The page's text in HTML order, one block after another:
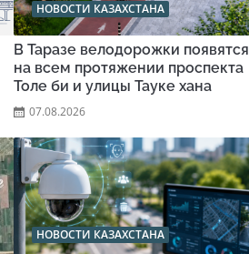
НОВОСТИ КАЗАХСТАНА
В Таразе велодорожки появятся
на всем протяжении проспекта
Толе би и улицы Тауке хана
07.08.2026
НОВОСТИ КАЗАХСТАНА